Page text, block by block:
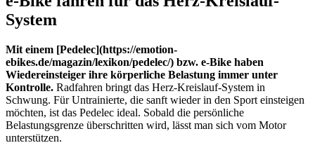
System
Mit einem [Pedelec](https://emotion-
ebikes.de/magazin/lexikon/pedelec/) bzw. e-Bike haben
Wiedereinsteiger ihre körperliche Belastung immer unter
Kontrolle. Radfahren bringt das Herz-Kreislauf-System in
Schwung. Für Untrainierte, die sanft wieder in den Sport einsteigen
möchten, ist das Pedelec ideal. Sobald die persönliche
Belastungsgrenze überschritten wird, lässt man sich vom Motor
unterstützen.